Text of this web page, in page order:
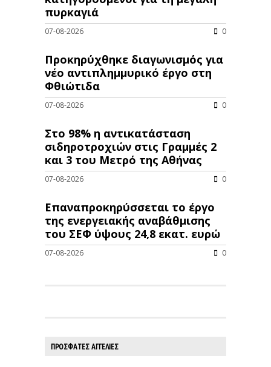
πυρκαγιά
07-08-2026 0
Προκηρύχθηκε διαγωνισμός για
νέo αντιπλημμυρικό έργο στη
Φθιώτιδα
07-08-2026 0
Στο 98% η αντικατάσταση
σιδηροτροχιών στις Γραμμές 2
και 3 του Μετρό της Αθήνας
07-08-2026 0
Επαναπροκηρύσσεται το έργο
της ενεργειακής αναβάθμισης
του ΣΕΦ ύψους 24,8 εκατ. ευρώ
07-08-2026 0
ΠΡΟΣΦΑΤΕΣ ΑΓΓΕΛΙΕΣ